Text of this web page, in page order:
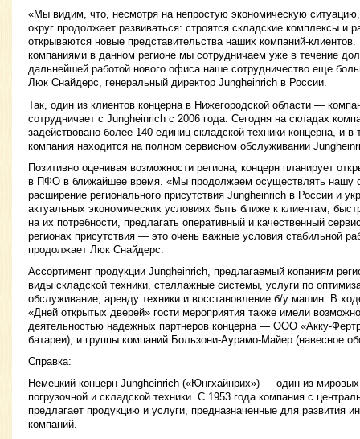
«Мы видим, что, несмотря на непростую экономическую
округ продолжает развиваться: строятся складские комплексы и
открываются новые представительства наших компаний-
компаниями в данном регионе мы сотрудничаем уже в течение
дальнейшей работой нового офиса наше сотрудничество еще
Люк Снайдерс, генеральный директор Jungheinrich в России.
Так, один из клиентов концерна в Нижегородской области —
сотрудничает с Jungheinrich с 2006 года. Сегодня на складах
задействовано более 140 единиц складской техники концерна, и в
компания находится на полном сервисном обслуживании
Позитивно оценивая возможности региона, концерн планирует
в ПФО в ближайшее время. «Мы продолжаем осуществлять нашу
расширение регионального присутствия Jungheinrich в России и
актуальных экономических условиях быть ближе к клиентам,
на их потребности, предлагать оперативный и качественный
регионах присутствия — это очень важные условия стабильной
продолжает Люк Снайдерс.
Ассортимент продукции Jungheinrich, предлагаемый копаниям
виды складской техники, стеллажные системы, услуги по
обслуживание, аренду техники и восстановление б/у машин. В
«Дней открытых дверей» гости мероприятия также имели
деятельностью надежных партнеров концерна — ООО «Акку-
батареи), и группы компаний Бользони-Аурамо-Майер (навесное
Справка:
Немецкий концерн Jungheinrich («Юнгхайнрих») — один из
погрузочной и складской техники. С 1953 года компания с
предлагает продукцию и услуги, предназначенные для развития
компаний.